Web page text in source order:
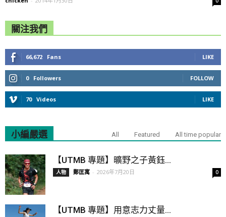
關注我們
66,672 Fans LIKE
0 Followers FOLLOW
70 Videos LIKE
小編嚴選 All Featured All time popular
【UTMB 專題】曠野之子黃鈺...
人物 鄭匡寓 - 2026年7月20日 0
【UTMB 專題】用意志力丈量...